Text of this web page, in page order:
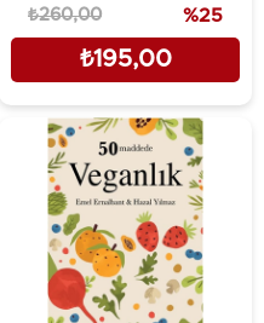
₺195,00
₺260,00 %25